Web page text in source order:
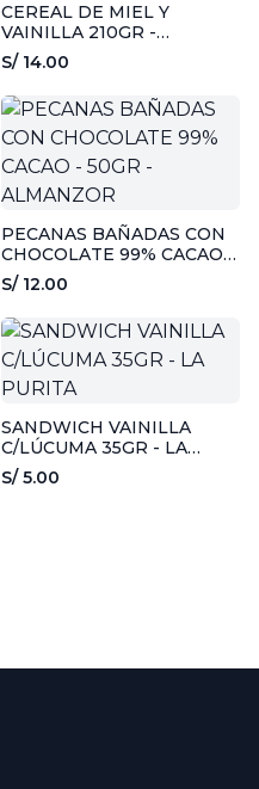
CEREAL DE MIEL Y
VAINILLA 210GR -
DYFFERENT
S/ 14.00
PECANAS BAÑADAS CON
CHOCOLATE 99% CACAO -
50GR - ALMANZOR
S/ 12.00
SANDWICH VAINILLA
C/LÚCUMA 35GR - LA
PURITA
S/ 5.00